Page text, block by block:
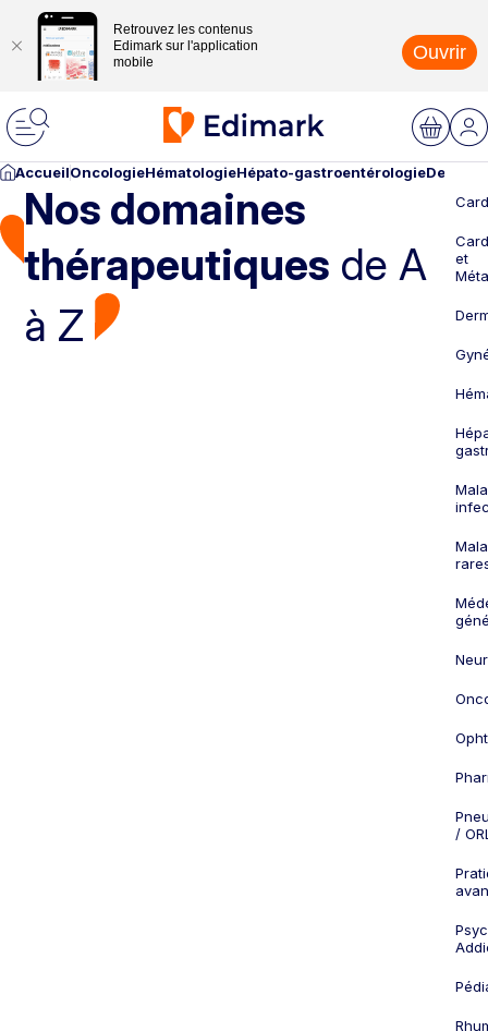
Retrouvez les contenus
Edimark sur l'application
mobile
Ouvrir
AccueilOncologieHématologieHépato-gastroentérologie
Nos domaines
thérapeutiques de A
à Z
et
/